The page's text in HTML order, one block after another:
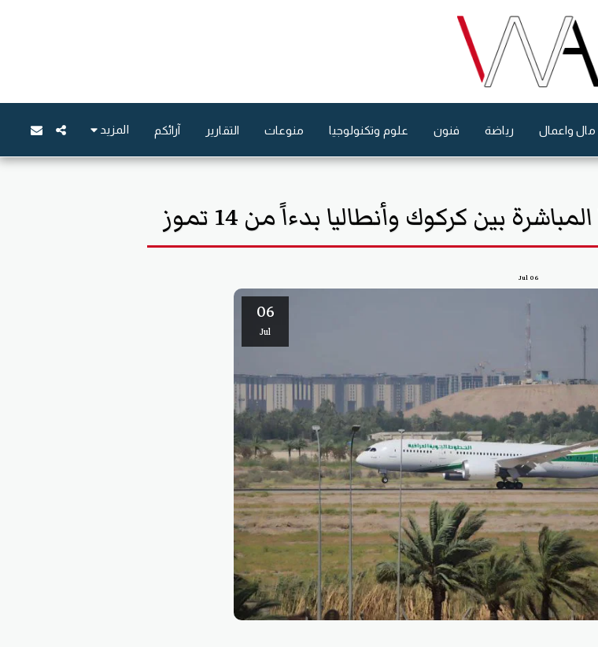
مال واعمال رياضة فنون علوم وتكنولوجيا منوعات التقارير آرائكم المزيد
بين كركوك وأنطاليا بدءاً من 14 تموز
06
Jul
06
Jul